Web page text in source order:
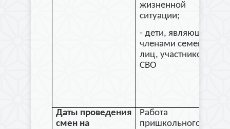
жизненной
ситуации;
- дети, являющиеся
членами семей
лиц, участников
СВО
Даты проведения
смен на
Работа
пришкольного